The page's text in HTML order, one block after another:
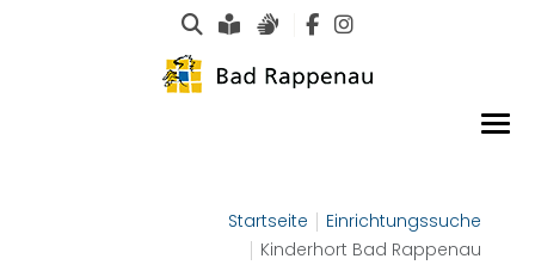
Suche
Leichte Sprache
Gebärdensprachen
Startseite
Einrichtungssuche
Kinderhort Bad Rappenau